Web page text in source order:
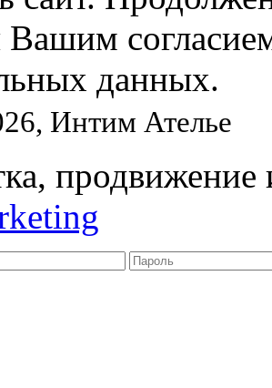
Вашим
данных.
Интим Ателье
продвижение